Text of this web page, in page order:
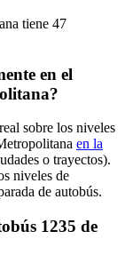
tiene 47
en el
sobre los niveles
en la
o trayectos).
niveles de
de autobús.
1235 de